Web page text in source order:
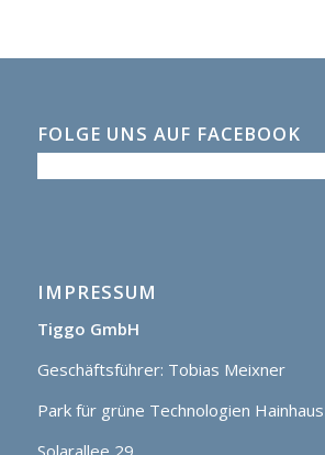
FOLGE UNS AUF FACEBOOK
IMPRESSUM
Tiggo GmbH
Geschäftsführer: Tobias Meixner
Park für grüne Technologien Hainhaus
Solarallee 29